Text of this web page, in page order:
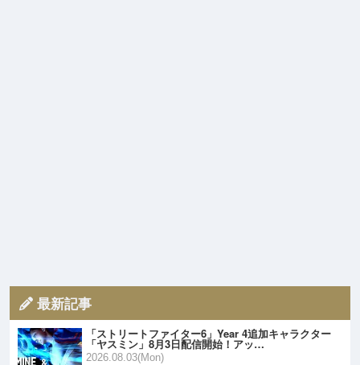
最新記事
「ストリートファイター6」Year 4追加キャラクター
「ヤスミン」8月3日配信開始！アッ…
2026.08.03(Mon)